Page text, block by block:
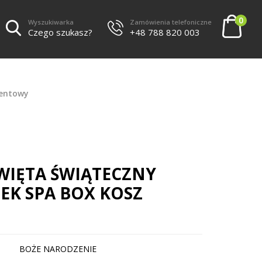
Wyszukiwarka
Czego szukasz?
Zamówienia telefoniczne
+48 788 820 003
0
ŚWIĄTECZNY
SPA BOX KOSZ
BOŻE NARODZENIE